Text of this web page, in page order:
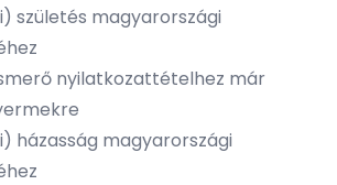
születés magyarországi
nyilatkozattételhez már
házasság magyarországi